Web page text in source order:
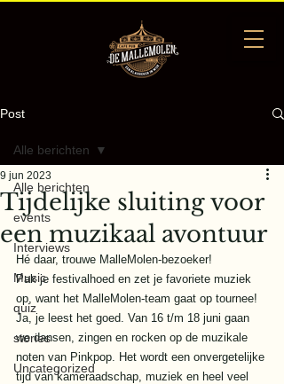
Post
Alle berichten
events
Interviews
Music
quiz
stories
Uncategorized
Alle berichten
Tijdelijke sluiting voor
een muzikaal avontuur
9 jun 2023
Hé daar, trouwe MalleMolen-bezoeker!
Pak je festivalhoed en zet je favoriete muziek
op, want het MalleMolen-team gaat op tournee!
Ja, je leest het goed. Van 16 t/m 18 juni gaan
we dansen, zingen en rocken op de muzikale
noten van Pinkpop. Het wordt een onvergetelijke
tijd van kameraadschap, muziek en heel veel